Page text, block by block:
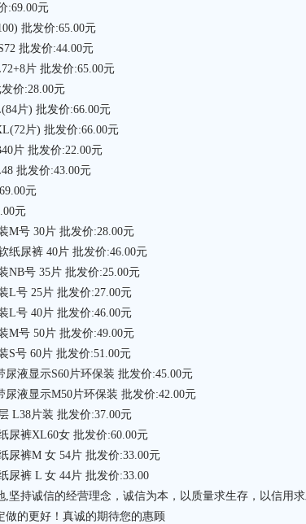
:69.00元
批发价:65.00元
批发价:44.00元
片 批发价:65.00元
价:28.00元
片) 批发价:66.00元
片) 批发价:66.00元
片 批发价:22.00元
批发价:43.00元
元
元
M号 30片 批发价:28.00元
纸尿裤 40片 批发价:46.00元
NB号 35片 批发价:25.00元
L号 25片 批发价:27.00元
L号 40片 批发价:46.00元
M号 50片 批发价:49.00元
S号 60片 批发价:51.00元
液显示S60片环保装 批发价:45.00元
尿液显示M50片环保装 批发价:42.00元
L38片装 批发价:37.00元
尿裤XL60女 批发价:60.00元
尿裤M 女 54片 批发价:33.00元
尿裤 L 女 44片 批发价:33.00
,坚持诚信的经营理念，诚信为本，以质量求生存，以信用
做的更好！真诚的期待您的惠顾